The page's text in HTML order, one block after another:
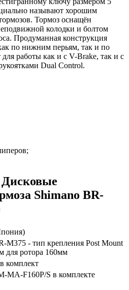
называют хорошим
Тормоз оснащён
колодки и болтом
Продуманная конструкция
по нижним перьям, так и по
работы как и с V-Brake, так и с
Dual Control.
Дисковые
Shimano BR-
M375 - тип крепления Post Mount
для ротора 160мм
комплект
MA-F160P/S в комплекте